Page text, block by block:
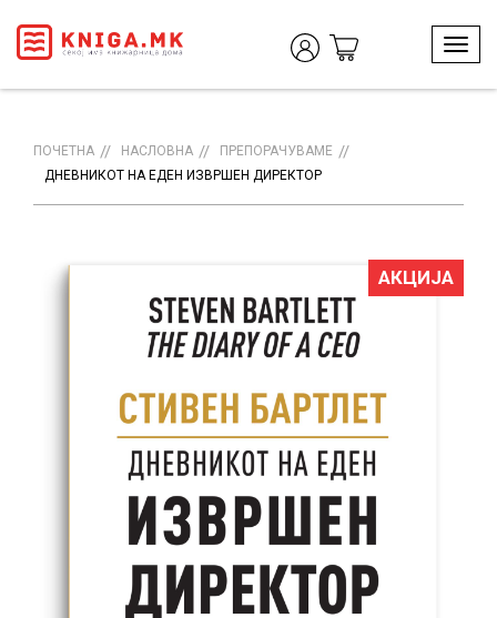
T
o
g
a
i
a
ПОЧЕТНА НАСЛОВНА
ПРЕПОРАЧУВАМЕ
ДНЕВНИКОТ НА ЕДЕН ИЗВРШЕН ДИРЕКТОР
АКЦИЈА